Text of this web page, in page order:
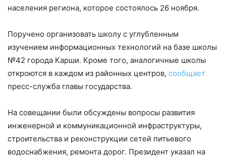
населения региона, которое состоялось 26 ноября.
Поручено организовать школу с углубленным
изучением информационных технологий на базе школы
№42 города Карши. Кроме того, аналогичные школы
откроются в каждом из районных центров, сообщает
пресс-служба главы государства.
На совещании были обсуждены вопросы развития
инженерной и коммуникационной инфраструктуры,
строительства и реконструкции сетей питьевого
водоснабжения, ремонта дорог. Президент указал на